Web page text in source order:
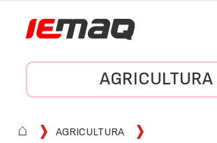
AGRICULTURA
⌂
AGRICULTURA